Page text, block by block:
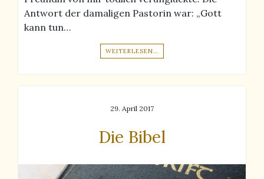
Antwort der damaligen Pastorin war: „Gott
kann tun…
WEITERLESEN…
29. April 2017
Die Bibel